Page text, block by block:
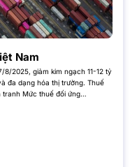
Nam
2025, giảm kim ngạch 11-12 tỷ
đa dạng hóa thị trường. Thuế
tranh Mức thuế đối ứng…